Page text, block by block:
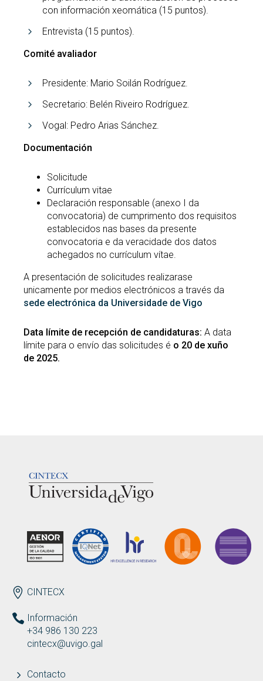
con información xeomática (15 puntos).
Entrevista (15 puntos).
Comité avaliador
Presidente: Mario Soilán Rodríguez.
Secretario: Belén Riveiro Rodríguez.
Vogal: Pedro Arias Sánchez.
Documentación
Solicitude
Currículum vitae
Declaración responsable (anexo I da
convocatoria) de cumprimento dos requisitos
establecidos nas bases da presente
convocatoria e da veracidade dos datos
achegados no currículum vítae.
A presentación de solicitudes realizarase
unicamente por medios electrónicos a través da
sede electrónica da Universidade de Vigo
Data límite de recepción de candidaturas: A data
límite para o envío das solicitudes é o 20 de xuño
de 2025.
ENDEREZO
CINTECX
Información
+34 986 130 223
cintecx@uvigo.gal
Contacto